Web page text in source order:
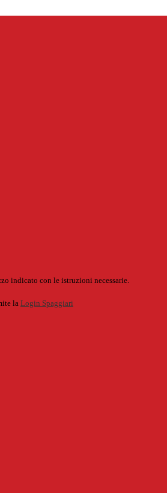
indicato con le istruzioni necessarie.
la Login Spaggiari